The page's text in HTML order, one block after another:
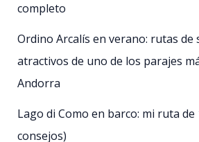
completo
Ordino Arcalís en verano: rutas de
atractivos de uno de los parajes
Andorra
Lago di Como en barco: mi ruta de
consejos)